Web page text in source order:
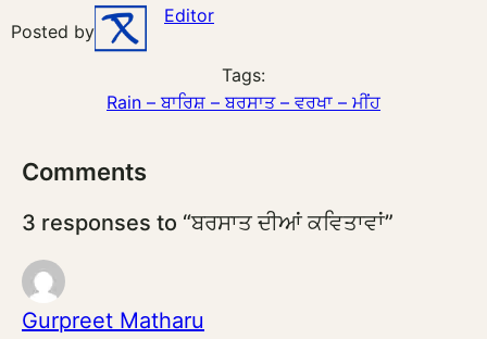
Posted by
Editor
Tags:
Rain – ਬਾਰਿਸ਼ – ਬਰਸਾਤ – ਵਰਖਾ – ਮੀਂਹ
Comments
3 responses to “ਬਰਸਾਤ ਦੀਆਂ ਕਵਿਤਾਵਾਂ”
Gurpreet Matharu